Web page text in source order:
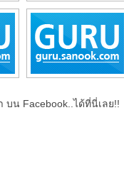
บน Facebook..ได้ที่นี่เลย!!